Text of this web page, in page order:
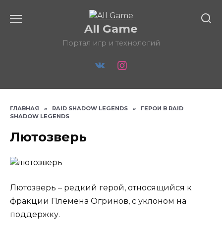
All Game
Портал игр и технологий
ГЛАВНАЯ » RAID SHADOW LEGENDS »
ГЕРОИ В RAID
SHADOW LEGENDS
Лютозверь
Лютозверь – редкий герой, относящийся к
фракции Племена Огринов, с уклоном на
поддержку.